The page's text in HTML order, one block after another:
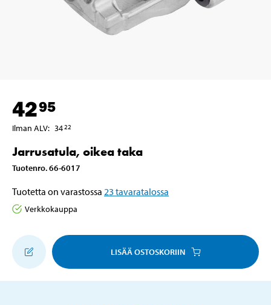
4295
Ilman ALV: 3422
Jarrusatula, oikea taka
Tuotenro.66-6017
Tuotetta on varastossa 23 tavaratalossa
Verkkokauppa
LISÄÄ OSTOSKORIIN